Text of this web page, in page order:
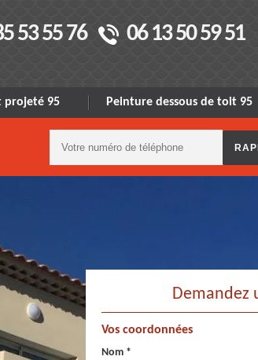
53 55 76 06 13 50 59 51
projeté 95 Peinture dessous de toit 95
Demandez
Vos coordonnées
Nom *